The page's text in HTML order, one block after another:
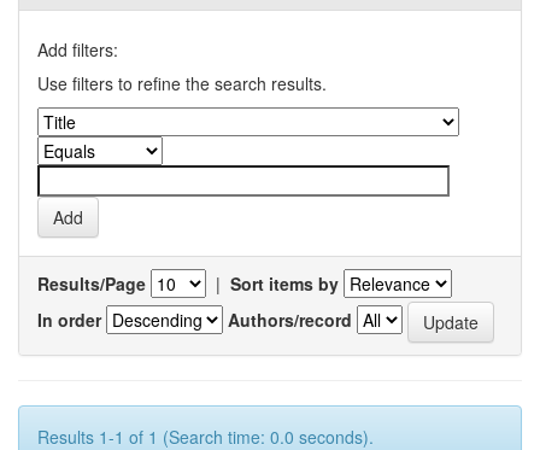
Add filters:
Use filters to refine the search results.
Results/Page | Sort items by
In order
Authors/record
Results 1-1 of 1 (Search time: 0.0 seconds).